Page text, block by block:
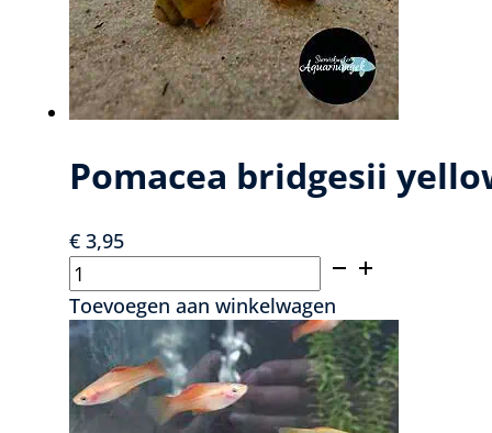
Pomacea bridgesii
€ 3,95
Pomacea
bridgesii
yellow
-
Yellow
snail
Toevoegen aan winkelwagen